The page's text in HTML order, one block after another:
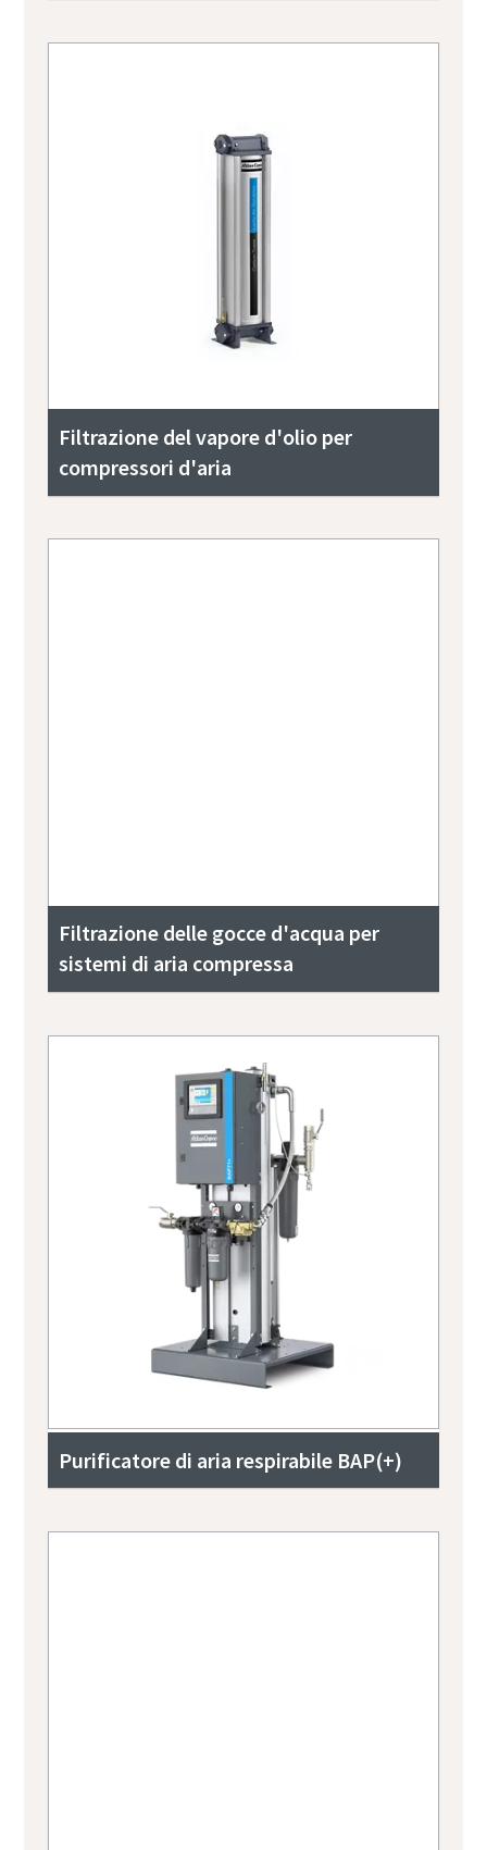
Filtrazione del vapore d'olio per
compressori d'aria
Filtrazione delle gocce d'acqua per
sistemi di aria compressa
Purificatore di aria respirabile BAP(+)